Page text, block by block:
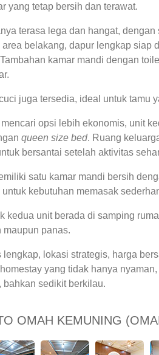
yang tetap bersih dan terawat.
terasa lega dan hangat,
belakang, dapur lengkap siap
kamar mandi dengan
juga tersedia, ideal untuk tamu
opsi lebih ekonomis, unit
queen size bed. Ruang
bersantai setelah aktivitas
satu kamar mandi bersih
kebutuhan memasak
kedua unit berada di samping
maupun panas.
lengkap, lokasi strategis, harga
yang tidak hanya
bahkan sedikit berkilau.
OMAH KEMUNING